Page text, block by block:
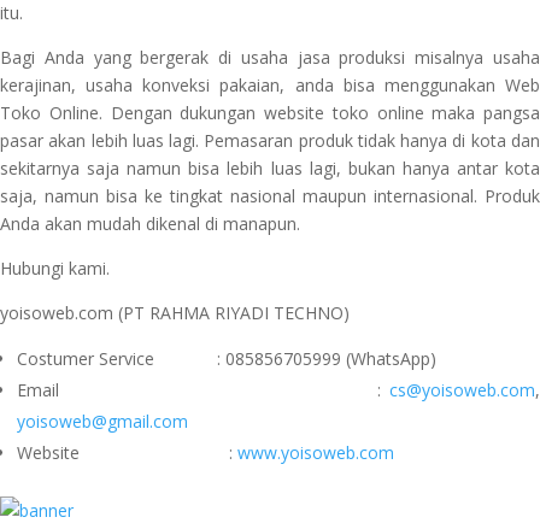
itu.
Bagi Anda yang bergerak di usaha jasa produksi misalnya usaha
kerajinan, usaha konveksi pakaian, anda bisa menggunakan Web
Toko Online. Dengan dukungan website toko online maka pangsa
pasar akan lebih luas lagi. Pemasaran produk tidak hanya di kota dan
sekitarnya saja namun bisa lebih luas lagi, bukan hanya antar kota
saja, namun bisa ke tingkat nasional maupun internasional. Produk
Anda akan mudah dikenal di manapun.
Hubungi kami.
yoisoweb.com (PT RAHMA RIYADI TECHNO)
Costumer Service : 085856705999 (WhatsApp)
Email : cs@yoisoweb.com,
yoisoweb@gmail.com
Website : www.yoisoweb.com